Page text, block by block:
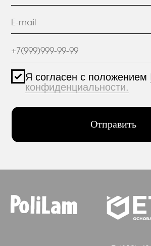
Создание сайта VolkovGroup
© 2005-2025 ООО ЕТС - Строительные Системы
Политика конфиденциальности
Персональные данные опубликованы на
соответствии с ч.1 ст.6 и ст.10.1 152-ФЗ.
Субъектами установлены запреты на
обработку неограниченных кругом лиц
опубликованных персональных данных.